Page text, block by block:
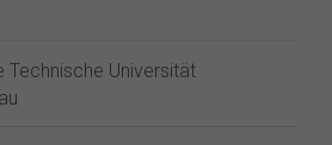
Technische Universität